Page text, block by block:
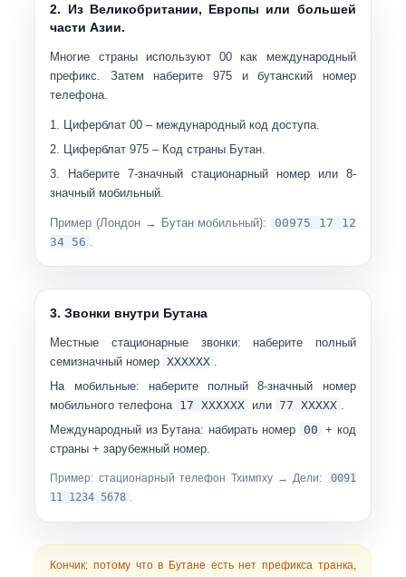
2. Из Великобритании, Европы или большей
части Азии.
Многие страны используют00 как международный
префикс. Затем наберите 975 и бутанский номер
телефона.
Циферблат00 – международный код доступа.
Циферблат975 – Код страны Бутан.
Наберите7-значный стационарный номерили 8-
значный мобильный.
Пример (Лондон → Бутан мобильный):
00975 17 12
34 56 .
3. Звонки внутри Бутана
Местные стационарные звонки: наберите полный
семизначный номер ХХХХХХ .
На мобильные: наберите полный 8-значный номер
мобильного телефона 17 ХХХХХХ или 77 ХХХХХ .
Международный из Бутана: набирать номер 00 + код
страны + зарубежный номер.
Пример: стационарный телефон Тхимпху → Дели:
0091
11 1234 5678 .
Кончик: потому что в Бутане естьнет префикса транка,